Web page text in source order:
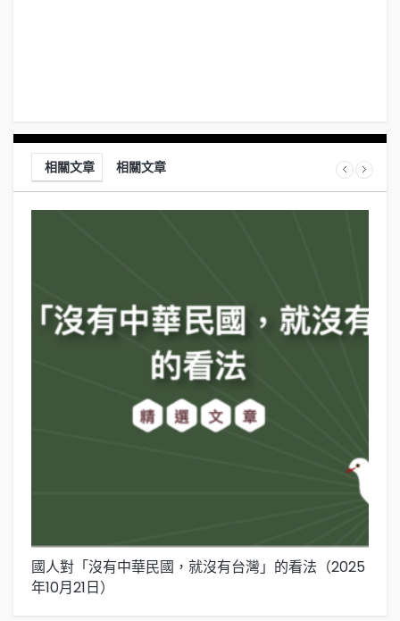
相關文章 相關文章
國人對「沒有中華民國，就沒有台灣」的看法（2025
年10月21日）